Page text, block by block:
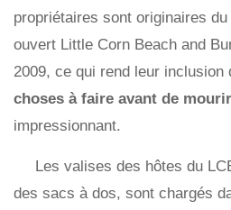
propriétaires sont originaires
ouvert Little Corn Beach and
2009, ce qui rend leur inclusion
choses à faire avant de mourir
impressionnant.
Les valises des hôtes du
des sacs à dos, sont chargés